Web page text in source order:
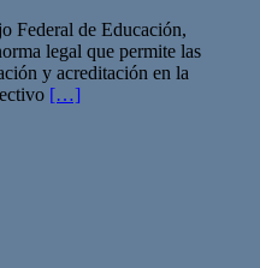
Federal de Educación,
legal que permite las
y acreditación en la
[…]